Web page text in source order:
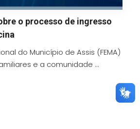
o processo de ingresso
do Município de Assis (FEMA)
e a comunidade ...